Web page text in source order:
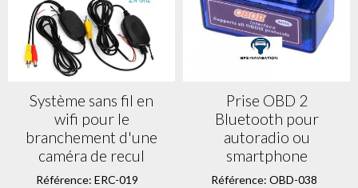
Système sans fil en
wifi pour le
branchement d'une
caméra de recul
Référence: ERC-019
Prise OBD 2
Bluetooth pour
autoradio ou
smartphone
Référence: OBD-038